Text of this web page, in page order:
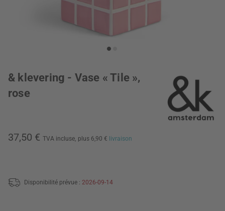
& klevering - Vase « Tile »,
rose
37,50 € TVA incluse, plus 6,90 € livraison
Disponibilité prévue : 2026-09-14